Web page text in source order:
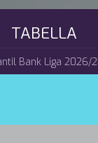
TABELLA
Bank Liga 2026/